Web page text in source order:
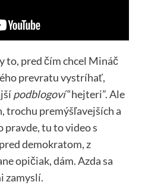
to, pred čím chcel Mináč
prevratu vystríhať,
podblogoví“hejteri”. Ale
trochu premýšľavejších a
tu to video s
demokratom, z
opičiak, dám. Azda sa
zamyslí.